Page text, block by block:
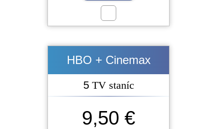
HBO + Cinemax
5 TV staníc
9,50 €